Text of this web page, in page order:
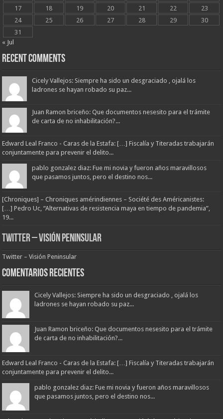
17
18 19 20 21 22
23
24
25 26 27 28 29
30
31
« Jul
Recent Comments
Cicely Vallejos: Siempre ha sido un desgraciado , ojalá los
ladrones se hayan robado su paz...
Juan Ramon briceño: Que documentos nesesito para el trámite
de carta de no inhabilitación?...
Edward Leal Franco - Caras de la Estafa: […] Fiscalía y Titeradas trabajarán
conjuntamente para prevenir el delito...
pablo gonzalez diaz: Fue mi novia y fueron años maravillosos
que pasamos juntos, pero el destino nos...
[Chroniques] – Chroniques amérindiennes – Société des Américanistes:
[…] Pedro Uc, “Alternativas de resistencia maya en tiempo de pandemia”,
19...
Twitter – Visión Peninsular
Twitter – Visión Peninsular
Comentarios Recientes
Cicely Vallejos: Siempre ha sido un desgraciado , ojalá los
ladrones se hayan robado su paz...
Juan Ramon briceño: Que documentos nesesito para el trámite
de carta de no inhabilitación?...
Edward Leal Franco - Caras de la Estafa: […] Fiscalía y Titeradas trabajarán
conjuntamente para prevenir el delito...
pablo gonzalez diaz: Fue mi novia y fueron años maravillosos
que pasamos juntos, pero el destino nos...